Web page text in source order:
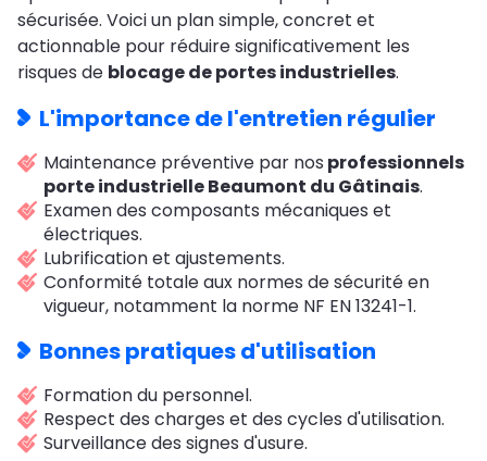
sécurisée. Voici un plan simple, concret et
actionnable pour réduire significativement les
risques de blocage de portes industrielles.
L'importance de l'entretien régulier
Maintenance préventive par nos professionnels
porte industrielle Beaumont du Gâtinais.
Examen des composants mécaniques et
électriques.
Lubrification et ajustements.
Conformité totale aux normes de sécurité en
vigueur, notamment la norme NF EN 13241-1.
Bonnes pratiques d'utilisation
Formation du personnel.
Respect des charges et des cycles d'utilisation.
Surveillance des signes d'usure.